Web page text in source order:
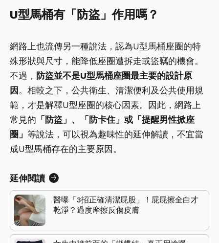
U型馬桶有「防盜」作用嗎？
網路上也流傳另一種說法，認為U型馬桶座圈的特
殊形狀與尺寸，能降低座圈遭拆走或盜竊的機會。
不過， 防盜並不是U型馬桶座圈最主要的設計原
因。相較之下，公共衛生、清潔便利及公共使用規
範，才是解釋U型座圈的核心因素。因此，網路上
常見的 「防盜」、「防卡住」或「提醒男性掀座
圈」 等說法，可以視為趣味性的延伸解讀，不宜當
成U型馬桶存在的主要原因。
延伸閱讀
醫曝「3招正確清潔屁股」！屁屁擦全白才
乾淨？過度摩擦反傷皮膚